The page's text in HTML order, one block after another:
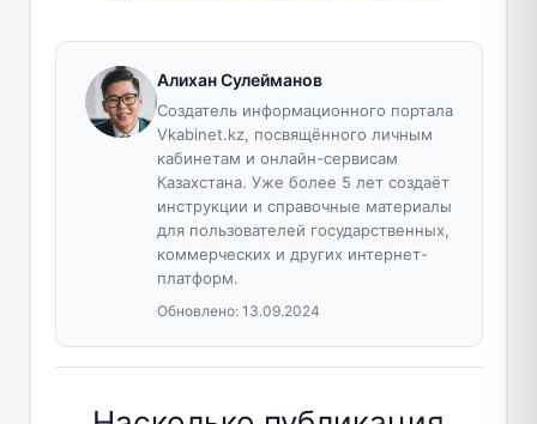
Алихан Сулейманов
Создатель информационного портала
Vkabinet.kz, посвящённого личным
кабинетам и онлайн-сервисам
Казахстана. Уже более 5 лет создаёт
инструкции и справочные материалы
для пользователей государственных,
коммерческих и других интернет-
платформ.
Обновлено: 13.09.2024